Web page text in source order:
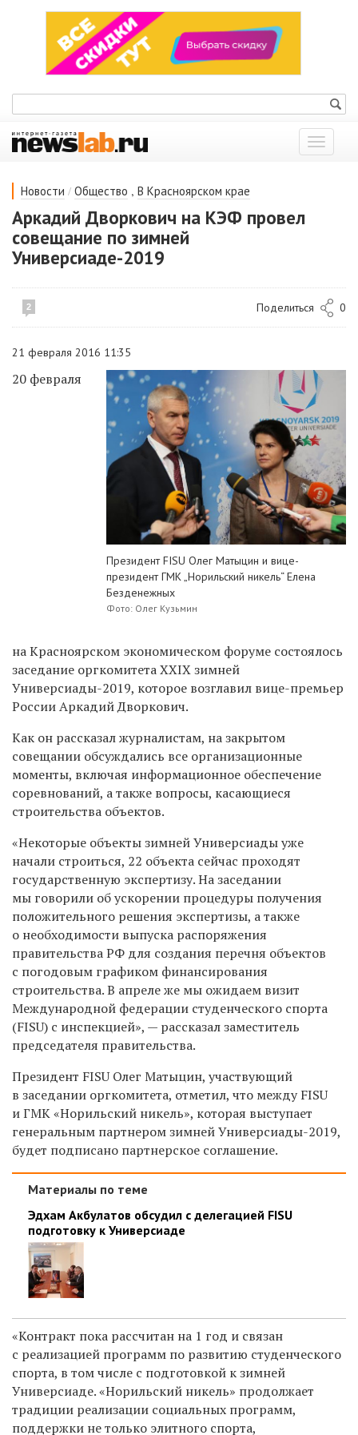
Показать
меню
Новости / Общество , В Красноярском крае
Аркадий Дворкович на КЭФ провел
совещание по зимней
Универсиаде-2019
2 Поделиться 0
21 февраля 2016 11:35
Президент FISU Олег Матыцин и вице-
президент ГМК „Норильский никель“ Елена
Безденежных
Фото: Олег Кузьмин
20 февраля
на Красноярском экономическом форуме состоялось
заседание оргкомитета XXIX зимней
Универсиады-2019, которое возглавил вице-премьер
России Аркадий Дворкович.
Как он рассказал журналистам, на закрытом
совещании обсуждались все организационные
моменты, включая информационное обеспечение
соревнований, а также вопросы, касающиеся
строительства объектов.
«Некоторые объекты зимней Универсиады уже
начали строиться, 22 объекта сейчас проходят
государственную экспертизу. На заседании
мы говорили об ускорении процедуры получения
положительного решения экспертизы, а также
о необходимости выпуска распоряжения
правительства РФ для создания перечня объектов
с погодовым графиком финансирования
строительства. В апреле же мы ожидаем визит
Международной федерации студенческого спорта
(FISU) с инспекцией», — рассказал заместитель
председателя правительства.
Президент FISU Олег Матыцин, участвующий
в заседании оргкомитета, отметил, что между FISU
и ГМК «Норильский никель», которая выступает
генеральным партнером зимней Универсиады-2019,
будет подписано партнерское соглашение.
Материалы по теме
Эдхам Акбулатов обсудил с делегацией FISU
подготовку к Универсиаде
«Контракт пока рассчитан на 1 год и связан
с реализацией программ по развитию студенческого
спорта, в том числе с подготовкой к зимней
Универсиаде. «Норильский никель» продолжает
традиции реализации социальных программ,
поддержки не только элитного спорта,